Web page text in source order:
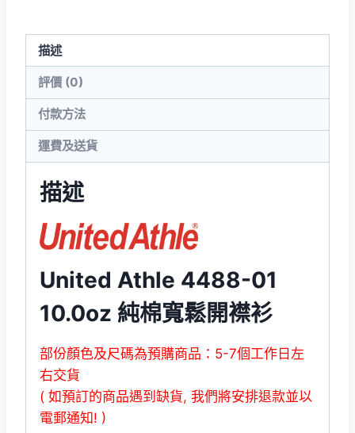
襟
量
描述
評價 (0)
付款方法
運費及送貨
描述
United Athle 4488-01
10.0oz 純棉寬鬆開襟衫
部份顏色及尺碼為預購商品：5-7個工作日左
右交貨
( 如預訂的商品遇到缺貨, 我們將安排退款並以
電郵通知! )